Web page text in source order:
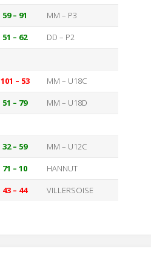
59 – 91
MM – P3
51 – 62
DD – P2
101 – 53
MM – U18C
51 – 79
MM – U18D
32 – 59
MM – U12C
71 – 10
HANNUT
43 – 44 VILLERSOISE